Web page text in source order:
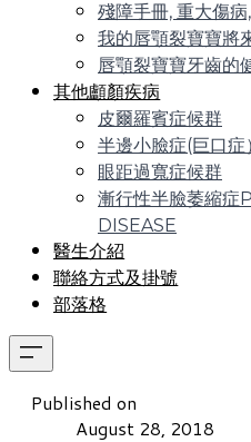
殘障手冊, 重大傷病
我的唇顎裂寶寶將
唇顎裂寶寶牙齒的
其他顱顏疾病
皮爾羅賓症候群
半邊小臉症(巨口症
眼距過寬症候群
漸行性半臉萎縮症
DISEASE
醫生介紹
聯絡方式及掛號
部落格
Published on
August 28, 2018